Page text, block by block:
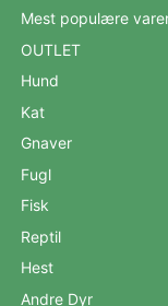
Mest populære
OUTLET
Hund
Kat
Gnaver
Fugl
Fisk
Reptil
Hest
Andre Dyr